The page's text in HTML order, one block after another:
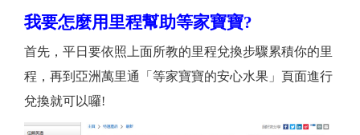
我要怎麼用里程幫助等家寶寶?
首先，平日要依照上面所教的里程兌換步驟累積你的里
程，再到亞洲萬里通「等家寶寶的安心水果」頁面進行
兌換就可以囉!